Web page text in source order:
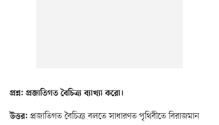
প্রশ্ন: প্রজাতিগত বৈচিত্র্য ব্যাখ্যা করো।
উত্তর:প্রজাতিগত বৈচিত্র্য বলতে সাধারণত পৃথিবীতে বিরাজমান